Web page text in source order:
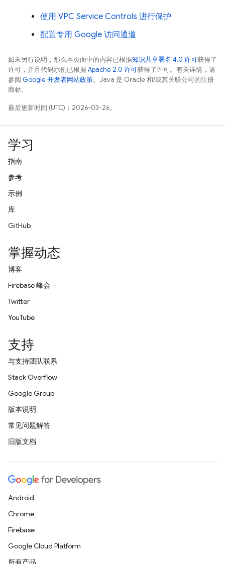
使用 VPC Service Controls 进行保护
配置专用 Google 访问通道
如未另行说明，那么本页面中的内容已根据知识共享署名 4.0 许可获得了
许可，并且代码示例已根据Apache 2.0 许可获得了许可。有关详情，请
参阅 Google 开发者网站政策。Java 是 Oracle 和/或其关联公司的注册
商标。
最后更新时间 (UTC)：2026-03-26。
学习
指南
参考
示例
库
GitHub
掌握动态
博客
Firebase 峰会
Twitter
YouTube
支持
与支持团队联系
Stack Overflow
Google Group
版本说明
常见问题解答
旧版文档
Android
Chrome
Firebase
Google Cloud Platform
所有产品